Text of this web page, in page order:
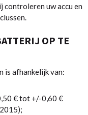
controleren uw accu en
OP TE
is afhankelijk van:
€ tot +/-0,60 €